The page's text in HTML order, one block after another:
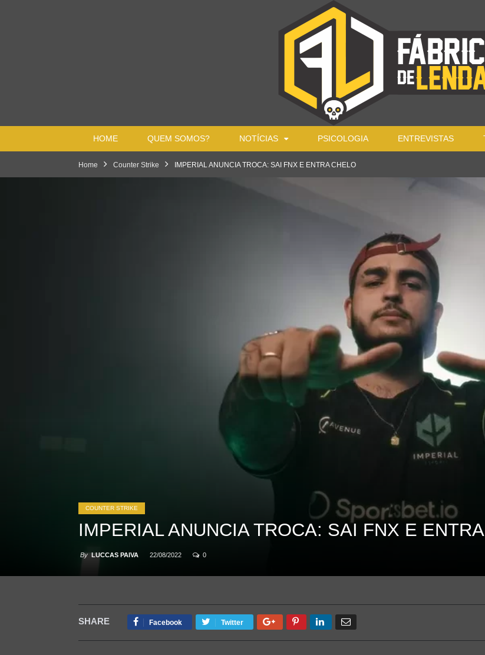
HOME QUEM SOMOS? NOTÍCIAS PSICOLOGIA ENTREVISTAS
Home Counter Strike IMPERIAL ANUNCIA TROCA: SAI FNX E ENTRA CHELO
COUNTER STRIKE
IMPERIAL ANUNCIA TROCA: SAI FNX E
By LUCCAS PAIVA 22/08/2022 0
SHARE Facebook Twitter Google+ Pinterest LinkedIn